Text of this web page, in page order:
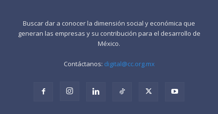
Buscar dar a conocer la dimensión social y económica que
generan las empresas y su contribución para el desarrollo de
México.
Contáctanos: digital@cc.org.mx